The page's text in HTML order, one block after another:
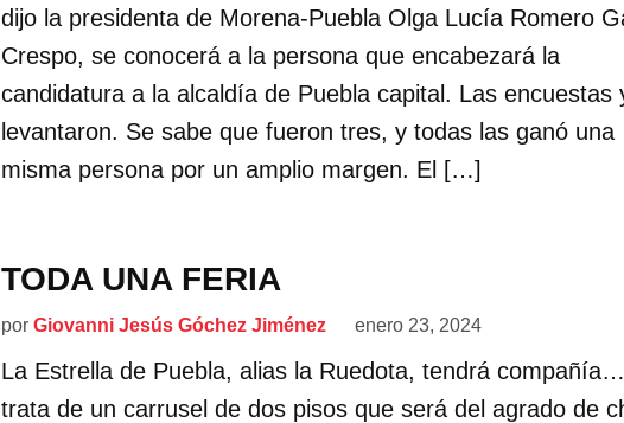
dijo la presidenta de Morena-Puebla Olga Lucía Romero
Crespo, se conocerá a la persona que encabezará la
candidatura a la alcaldía de Puebla capital. Las encuestas
levantaron. Se sabe que fueron tres, y todas las ganó una
misma persona por un amplio margen. El […]
TODA UNA FERIA
por Giovanni Jesús Góchez Jiménez enero 23, 2024
La Estrella de Puebla, alias la Ruedota, tendrá
trata de un carrusel de dos pisos que será del agrado de